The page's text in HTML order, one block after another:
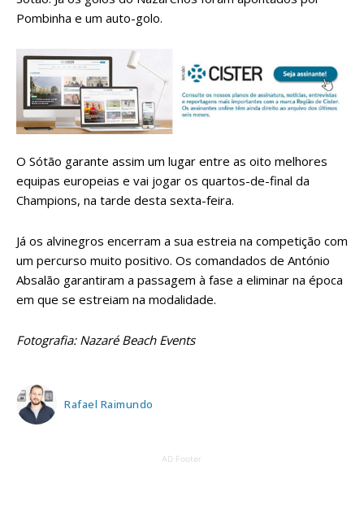
Pombinha e um auto-golo.
O Sótão garante assim um lugar entre as oito melhores
equipas europeias e vai jogar os quartos-de-final da
Champions, na tarde desta sexta-feira.
Já os alvinegros encerram a sua estreia na competição com
um percurso muito positivo. Os comandados de António
Absalão garantiram a passagem à fase a eliminar na época
em que se estreiam na modalidade.
Fotografia: Nazaré Beach Events
Rafael Raimundo
AD Footer